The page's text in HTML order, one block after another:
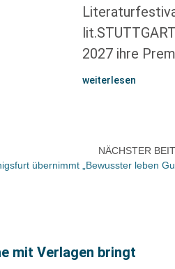
2027 ihre
weiterlesen
NÄCHSTER
übernimmt „Bewusster leben
mit Verlagen bringt